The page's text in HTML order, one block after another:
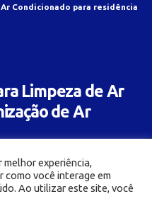
Condicionado para residência
Limpeza de Ar
de Ar
experiência,
como você interage em
Ao utilizar este site, você